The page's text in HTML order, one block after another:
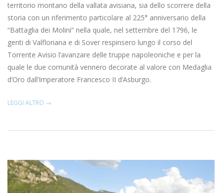
territorio montano della vallata avisiana, sia dello scorrere della
storia con un riferimento particolare al 225° anniversario della
“Battaglia dei Molini” nella quale, nel settembre del 1796, le
genti di Valfloriana e di Sover respinsero lungo il corso del
Torrente Avisio l’avanzare delle truppe napoleoniche e per la
quale le due comunità vennero decorate al valore con Medaglia
d’Oro dall’Imperatore Francesco II d’Asburgo.
LEGGI ALTRO →